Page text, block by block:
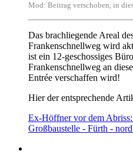
Mod: Beitrag verschoben, in
Das brachliegende Areal
Frankenschnellweg wird
ist ein 12-geschossiges
Frankenschnellweg an
Entrée verschaffen wird!
Hier der entsprechende
Ex-Höffner vor dem
Großbaustelle - Fürth -